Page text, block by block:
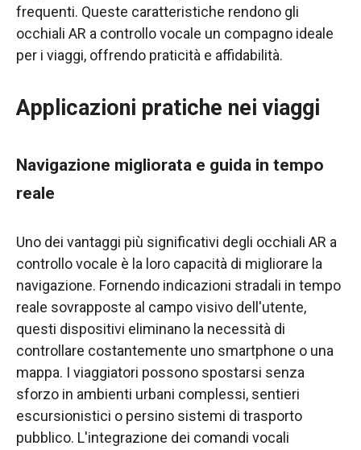
frequenti. Queste caratteristiche rendono gli
occhiali AR a controllo vocale un compagno ideale
per i viaggi, offrendo praticità e affidabilità.
Applicazioni pratiche nei viaggi
Navigazione migliorata e guida in tempo
reale
Uno dei vantaggi più significativi degli occhiali AR a
controllo vocale è la loro capacità di migliorare la
navigazione. Fornendo indicazioni stradali in tempo
reale sovrapposte al campo visivo dell'utente,
questi dispositivi eliminano la necessità di
controllare costantemente uno smartphone o una
mappa. I viaggiatori possono spostarsi senza
sforzo in ambienti urbani complessi, sentieri
escursionistici o persino sistemi di trasporto
pubblico. L'integrazione dei comandi vocali